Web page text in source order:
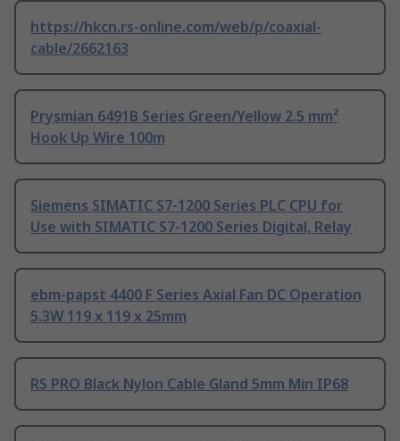
https://hkcn.rs-online.com/web/p/coaxial-
cable/2662163
Prysmian 6491B Series Green/Yellow 2.5 mm²
Hook Up Wire 100m
Siemens SIMATIC S7-1200 Series PLC CPU for
Use with SIMATIC S7-1200 Series Digital, Relay
ebm-papst 4400 F Series Axial Fan DC Operation
5.3W 119 x 119 x 25mm
RS PRO Black Nylon Cable Gland 5mm Min IP68